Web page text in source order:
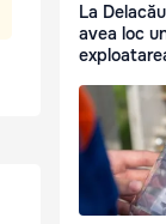
La
avea loc